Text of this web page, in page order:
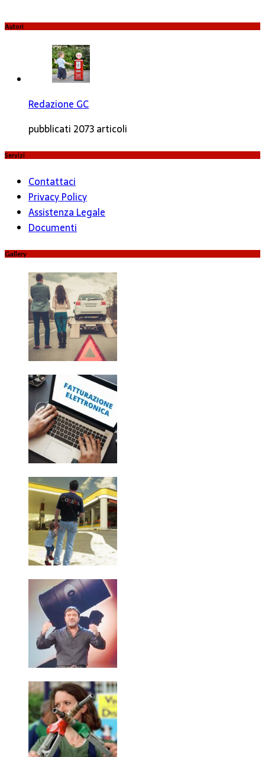
Autori
Redazione GC
pubblicati 2073 articoli
Servizi
Contattaci
Privacy Policy
Assistenza Legale
Documenti
Gallery